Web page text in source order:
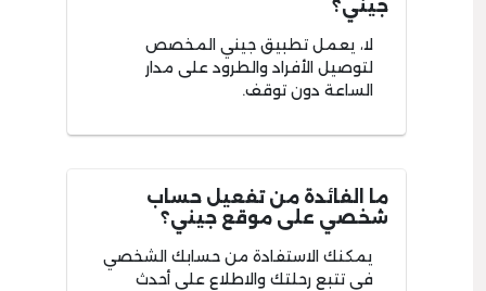
جيني؟
لا، يعمل تطبيق جيني المخصص
لتوصيل الأفراد والطرود على مدار
الساعة دون توقف.
ما الفائدة من تفعيل حساب
شخصي على موقع جيني؟
يمكنك الاستفادة من حسابك الشخصي
في تتبع رحلتك والاطلاع على أحدث